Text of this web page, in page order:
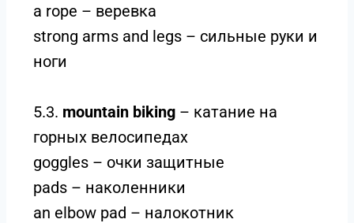
a rope – веревка
strong arms and legs – сильные руки и
ноги
5.3. mountain biking – катание на
горных велосипедах
goggles – очки защитные
pads – наколенники
an elbow pad – налокотник